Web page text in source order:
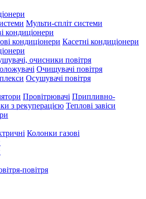
Мульти-спліт системи
кондиціонери
кондиціонери Касетні кондиціонери
очисники повітря
Очищувачі повітря
Осушувачі повітря
Провітрювачі Припливно-
з рекуперацією Теплові завіси
Колонки газові
повітря